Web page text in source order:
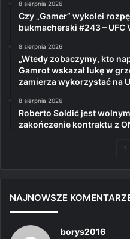
8 sierpnia 2026
Czy „Gamer” wykolei
bukmacherski #243 – UFC
8 sierpnia 2026
„Wtedy zobaczymy, kto
Gamrot wskazał lukę w
zamierza wykorzystać na
8 sierpnia 2026
Roberto Soldić jest
zakończenie kontraktu z
NAJNOWSZE
borys2016